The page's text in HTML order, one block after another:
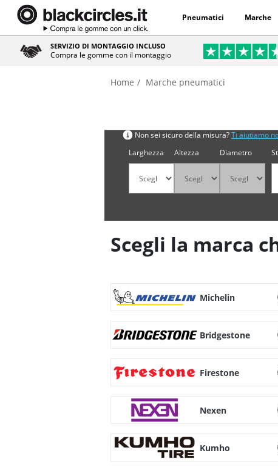
Pneumatici Marche
SERVIZIO DI MONTAGGIO INCLUSO
Compra le gomme con il montaggio
Home Marche pneumatici
Non sei sicuro della misura?Ti aiutiamo
Larghezza
Altezza Diametro
Scegli la marca
Michelin
Bridgestone
Firestone
Nexen
Kumho